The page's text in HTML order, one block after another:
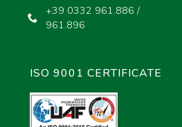
+39 0332 961.886 /
961.896
ISO 9001 CERTIFICATE